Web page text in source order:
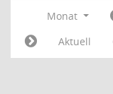
Monat
Aktuell